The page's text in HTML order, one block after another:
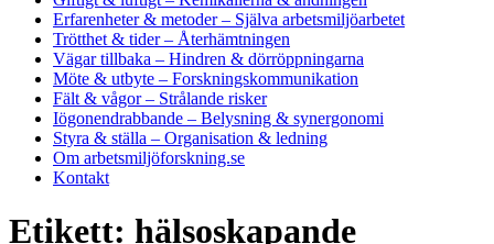
Erfarenheter & metoder– Själva arbetsmiljöarbetet
Trötthet & tider– Återhämtningen
Vägar tillbaka – Hindren & dörröppningarna
Möte & utbyte – Forskningskommunikation
Fält & vågor– Strålande risker
Iögonendrabbande – Belysning & synergonomi
Styra & ställa – Organisation & ledning
Om arbetsmiljöforskning.se
Kontakt
Etikett: hälsoskapande